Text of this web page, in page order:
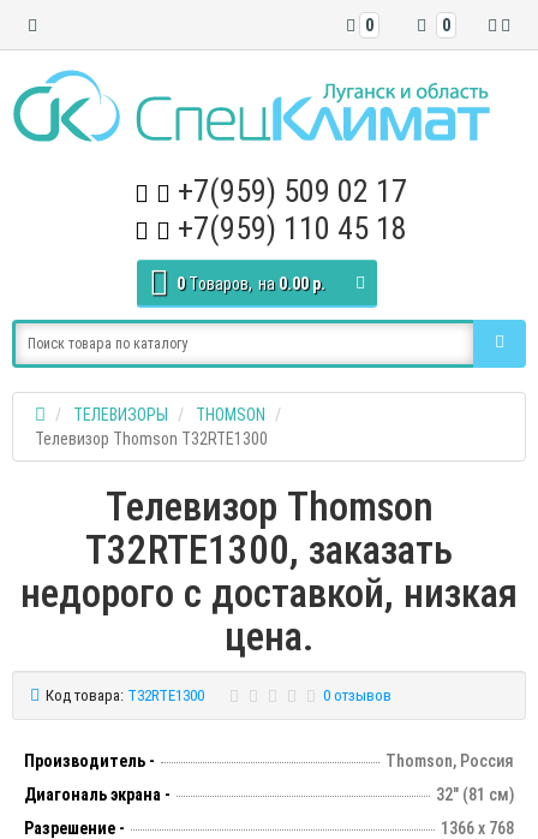
0
0
+7(959) 509 02 17
+7(959) 110 45 18
0 Tоваров, на 0.00 р.
ТЕЛЕВИЗОРЫ
THOMSON
Телевизор Thomson T32RTE1300
Телевизор Thomson
T32RTE1300, заказать
недорого с доставкой, низкая
цена.
Код товара: T32RTE1300 0 отзывов
Производитель -
Thomson, Россия
Диагональ экрана -
32" (81 см)
Разрешение -
1366 х 768